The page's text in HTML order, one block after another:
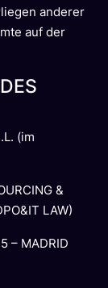
anderer
auf der
(im
&
LAW)
– MADRID